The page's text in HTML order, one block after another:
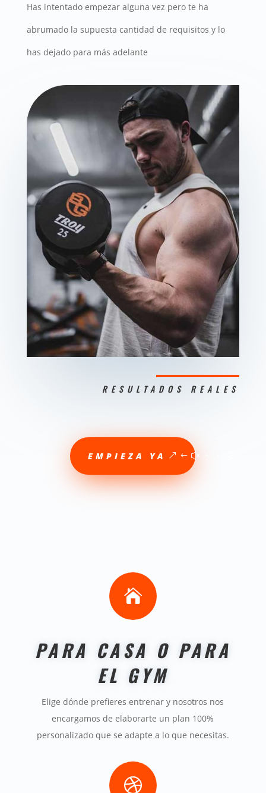
Has intentado empezar alguna vez pero te ha
abrumado la supuesta cantidad de requisitos y lo
has dejado para más adelante
RESULTADOS REALES
EMPIEZA YA

PARA CASA O PARA
EL GYM
Elige dónde prefieres entrenar y nosotros nos
encargamos de elaborarte un plan 100%
personalizado que se adapte a lo que necesitas.
